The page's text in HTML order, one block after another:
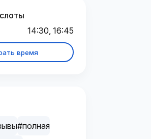
14:30, 16:45
время
#полная